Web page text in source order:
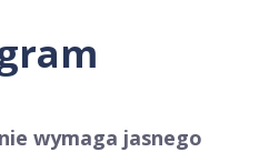
wymaga jasnego